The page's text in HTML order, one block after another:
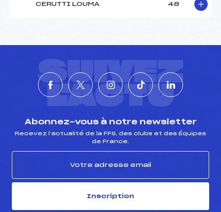
CERUTTI LOUMA 48
SUIVEZ
L'ACTU
Abonnez-vous à notre newsletter
Recevez l’actualité de la FFS, des clubs et des Équipes
de France.
Inscription